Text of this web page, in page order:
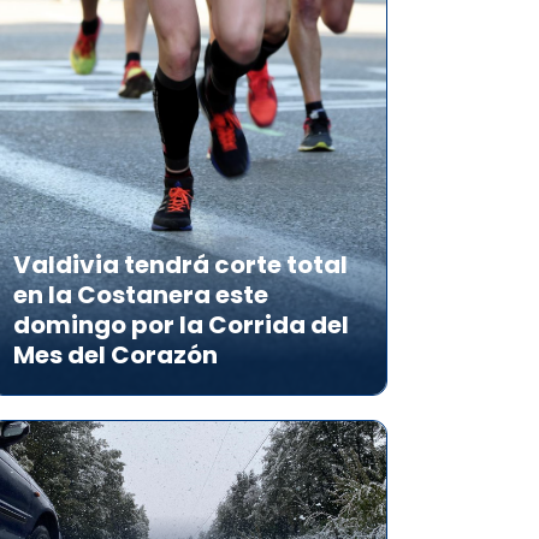
Valdivia tendrá corte total
en la Costanera este
domingo por la Corrida del
Mes del Corazón